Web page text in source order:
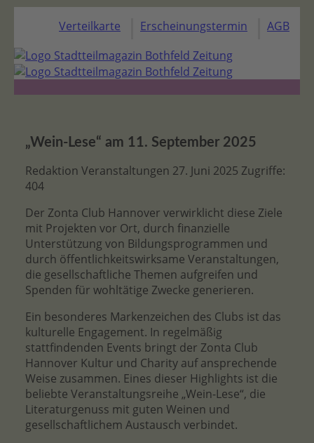
Verteilkarte Erscheinungstermin AGB
„Wein-Lese“ am 11. September 2025
Redaktion Veranstaltungen 27. Juni 2025 Zugriffe:
404
Der Zonta Club Hannover verwirklicht diese Ziele
mit Projekten vor Ort, durch finanzielle
Unterstützung von Bildungsprogrammen und
durch öffentlichkeitswirksame Veranstaltungen,
die gesellschaftliche Themen aufgreifen und
Spenden für wohltätige Zwecke generieren.
Ein besonderes Markenzeichen des Clubs ist das
kulturelle Engagement. In regelmäßig
stattfindenden Events bringt der Zonta Club
Hannover Kultur und Charity auf ansprechende
Weise zusammen. Eines dieser Highlights ist die
beliebte Veranstaltungsreihe „Wein-Lese“, die
Literaturgenuss mit guten Weinen und
gesellschaftlichem Austausch verbindet.